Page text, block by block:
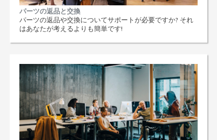
パーツの返品と交換
パーツの返品や交換についてサポートが必要ですか? それ
はあなたが考えるよりも簡単です!